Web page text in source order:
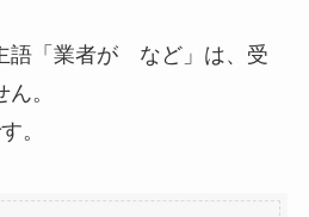
語「業者が など」は、受
。
。